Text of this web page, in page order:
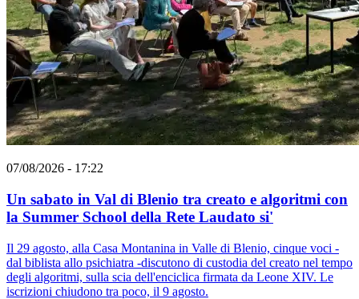
07/08/2026 - 17:22
Un sabato in Val di Blenio tra creato e algoritmi con
la Summer School della Rete Laudato si'
Il 29 agosto, alla Casa Montanina in Valle di Blenio, cinque voci -
dal biblista allo psichiatra -discutono di custodia del creato nel tempo
degli algoritmi, sulla scia dell'enciclica firmata da Leone XIV. Le
iscrizioni chiudono tra poco, il 9 agosto.